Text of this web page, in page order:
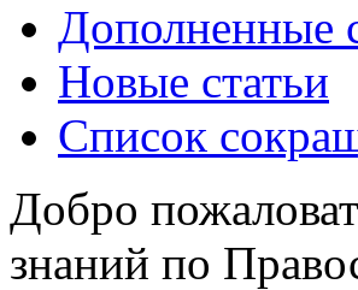
Дополненные
Новые статьи
Список
Добро
знаний по